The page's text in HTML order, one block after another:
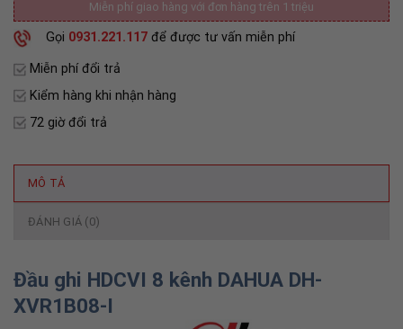
Miễn phí giao hàng với đơn hàng trên 1 triệu
Gọi 0931.221.117 để được tư vấn miễn phí
Miễn phí đổi trả
Kiểm hàng khi nhận hàng
72 giờ đổi trả
MÔ TẢ
ĐÁNH GIÁ (0)
Đầu ghi HDCVI 8 kênh DAHUA DH-
XVR1B08-I